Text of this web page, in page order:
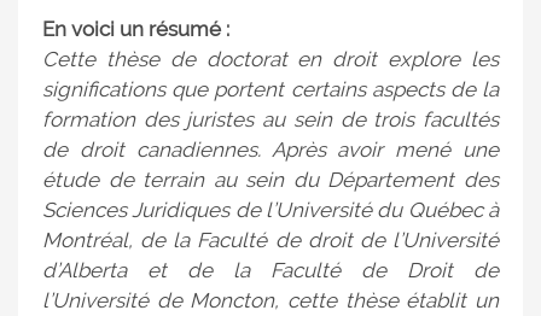
En voici un résumé :
Cette thèse de doctorat en droit explore les
significations que portent certains aspects de la
formation des juristes au sein de trois facultés
de droit canadiennes. Après avoir mené une
étude de terrain au sein du Département des
Sciences Juridiques de l’Université du Québec à
Montréal, de la Faculté de droit de l’Université
d’Alberta et de la Faculté de Droit de
l’Université de Moncton, cette thèse établit un